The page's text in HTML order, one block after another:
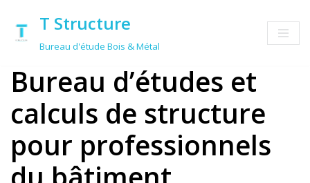
Aller
contenu
T Structure
Bureau d'étude Bois & Métal
Bureau d’études et
calculs de structure
pour professionnels